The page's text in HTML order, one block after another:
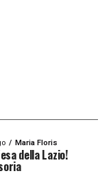
Maria Floris
della Lazio!